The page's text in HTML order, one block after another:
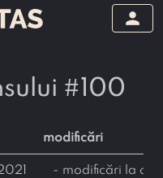
person
#100
modificări
- modificări la